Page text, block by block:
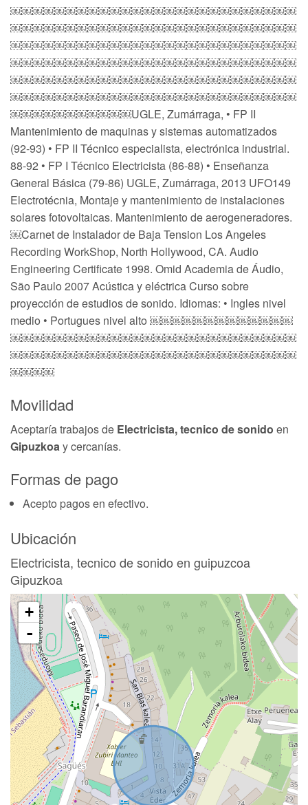
￼￼￼￼￼￼￼￼￼￼￼￼￼￼￼￼￼￼￼￼￼￼￼￼￼￼
￼￼￼￼￼￼￼￼￼￼￼￼￼￼￼￼￼￼￼￼￼￼￼￼￼￼
￼￼￼￼￼￼￼￼￼￼￼￼￼￼￼￼￼￼￼￼￼￼￼￼￼￼
￼￼￼￼￼￼￼￼￼￼￼￼￼￼￼￼￼￼￼￼￼￼￼￼￼￼
￼￼￼￼￼￼￼￼￼￼￼￼￼￼￼￼￼￼￼￼￼￼￼￼￼￼
￼￼￼￼￼￼￼￼￼￼￼￼￼￼￼￼￼￼￼￼￼￼￼￼￼￼
￼￼￼￼￼￼￼￼￼￼￼UGLE, Zumárraga, • FP II
Mantenimiento de maquinas y sistemas automatizados
(92-93) • FP II Técnico especialista, electrónica industrial.
88-92 • FP I Técnico Electricista (86-88) • Enseñanza
General Básica (79-86) UGLE, Zumárraga, 2013 UFO149
Electrotécnia, Montaje y mantenimiento de instalaciones
solares fotovoltaicas. Mantenimiento de aerogeneradores.
￼Carnet de Instalador de Baja Tension Los Angeles
Recording WorkShop, North Hollywood, CA. Audio
Engineering Certificate 1998. Omid Academia de Áudio,
São Paulo 2007 Acústica y eléctrica Curso sobre
proyección de estudios de sonido. Idiomas: • Ingles nivel
medio • Portugues nivel alto ￼￼￼￼￼￼￼￼￼￼￼￼￼
￼￼￼￼￼￼￼￼￼￼￼￼￼￼￼￼￼￼￼￼￼￼￼￼￼￼
￼￼￼￼￼￼￼￼￼￼￼￼￼￼￼￼￼￼￼￼￼￼￼￼￼￼
￼￼￼￼
Movilidad
Aceptaría trabajos de Electricista, tecnico de sonido en
Gipuzkoay cercanías.
Formas de pago
Acepto pagos en efectivo.
Ubicación
Electricista, tecnico de sonido en guipuzcoa
Gipuzkoa
+
-